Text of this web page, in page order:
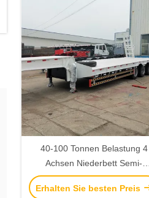
40-100 Tonnen Belastung 4
Achsen Niederbett Semi-
Anhänger mit 16 Reifen und
12R20 Reifen Modell JOST
Erhalten Sie besten Preis